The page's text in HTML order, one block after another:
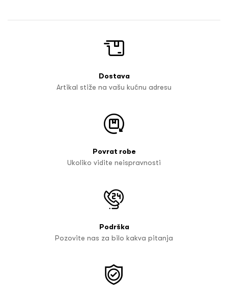
Dostava
Artikal stiže na vašu kućnu adresu
Povrat robe
Ukoliko vidite neispravnosti
Podrška
Pozovite nas za bilo kakva pitanja